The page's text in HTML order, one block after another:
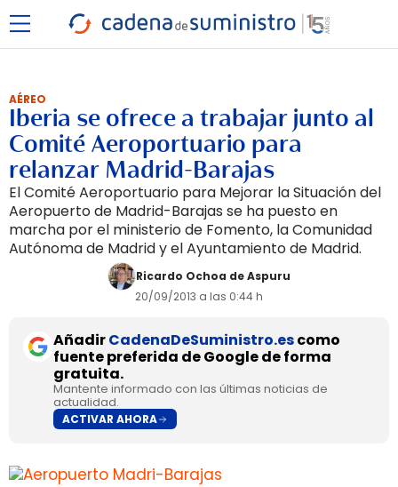
AÉREO
Iberia se ofrece a trabajar junto al
Comité Aeroportuario para
relanzar Madrid-Barajas
El Comité Aeroportuario para Mejorar la Situación del
Aeropuerto de Madrid-Barajas se ha puesto en
marcha por el ministerio de Fomento, la Comunidad
Autónoma de Madrid y el Ayuntamiento de Madrid.
Ricardo Ochoa de Aspuru
20/09/2013 a las 0:44 h
AñadirCadenaDeSuministro.escomo
fuente preferida de Google de forma
gratuita.
Mantente informado con las últimas noticias de
actualidad.
ACTIVAR AHORA